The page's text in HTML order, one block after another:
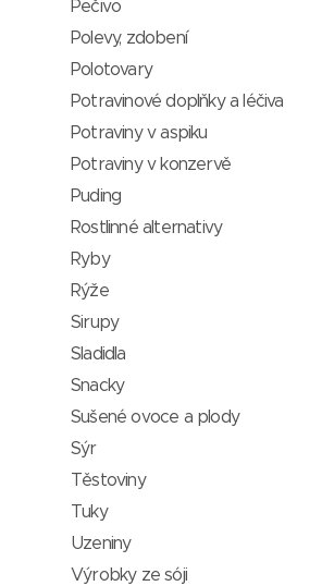
Pečivo
Polevy, zdobení
Polotovary
Potravinové doplňky a léčiva
Potraviny v aspiku
Potraviny v konzervě
Puding
Rostlinné alternativy
Ryby
Rýže
Sirupy
Sladidla
Snacky
Sušené ovoce a plody
Sýr
Těstoviny
Tuky
Uzeniny
Výrobky ze sóji